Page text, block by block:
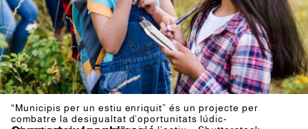
“Municipis per un estiu enriquit” és un projecte per
combatre la desigualtat d’oportunitats lúdic-